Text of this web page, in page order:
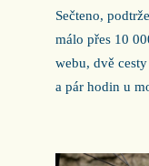
Sečteno,
málo přes 10
webu, dvě
a pár hodin u